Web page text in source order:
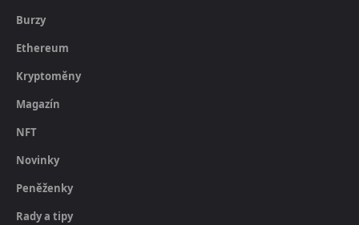
Burzy
Ethereum
Kryptoměny
Magazín
NFT
Novinky
Peněženky
Rady a tipy